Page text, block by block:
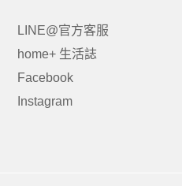
LINE@官方客服
home+ 生活誌
Facebook
Instagram